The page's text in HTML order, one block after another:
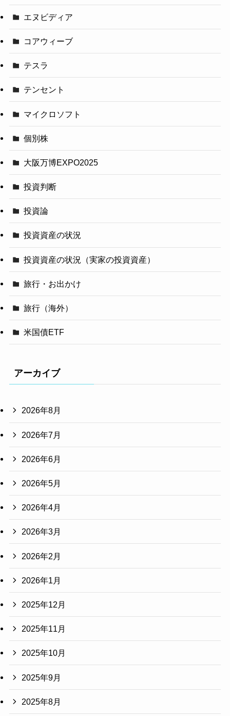
エヌビディア
コアウィーブ
テスラ
テンセント
マイクロソフト
個別株
大阪万博EXPO2025
投資判断
投資論
投資資産の状況
投資資産の状況（実家の投資資産）
旅行・お出かけ
旅行（海外）
米国債ETF
アーカイブ
2026年8月
2026年7月
2026年6月
2026年5月
2026年4月
2026年3月
2026年2月
2026年1月
2025年12月
2025年11月
2025年10月
2025年9月
2025年8月